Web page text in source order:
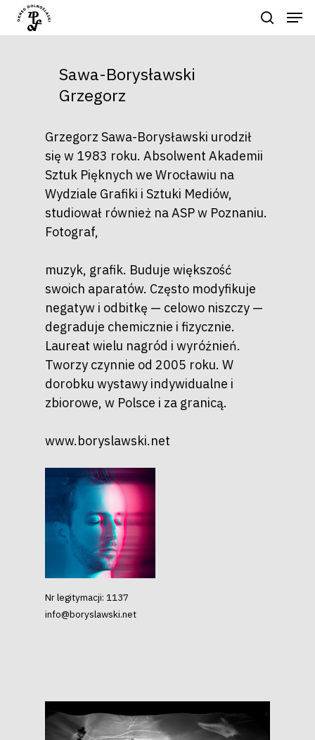
Naciśnij enter by wyszukać lub ESC
aby zamknąć
Sawa-Borysławski
Grzegorz
Grzegorz Sawa-Borysławski urodził
się w 1983 roku. Absolwent Akademii
Sztuk Pięknych we Wrocławiu na
Wydziale Grafiki i Sztuki Mediów,
studiował również na ASP w Poznaniu.
Fotograf,
muzyk, grafik. Buduje większość
swoich aparatów. Często modyfikuje
negatyw i odbitkę — celowo niszczy —
degraduje chemicznie i fizycznie.
Laureat wielu nagród i wyróżnień.
Tworzy czynnie od 2005 roku. W
dorobku wystawy indywidualne i
zbiorowe, w Polsce i za granicą.
www.boryslawski.net
Nr legitymacji: 1137
info@boryslawski.net